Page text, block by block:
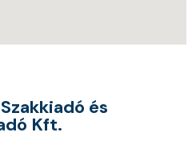
és
Kft.